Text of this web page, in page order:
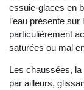
essuie-glaces en
l’eau présente
particulièrement
saturées ou mal
Les chaussées, la
par ailleurs,